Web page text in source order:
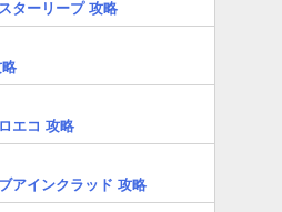
ターリープ 攻略
エコ 攻略
アインクラッド 攻略